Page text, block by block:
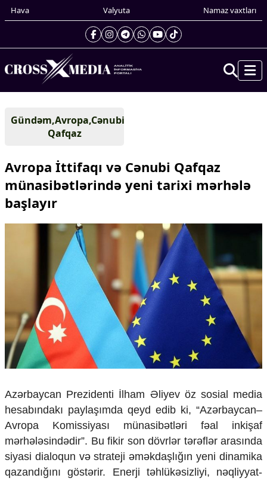
Hava Valyuta Namaz vaxtları
Gündəm
Xarici xəbərlər
Cənubi Qafqaz
Türk Dünyası
Yaxın Şərq
Avropa
Amerika
Çarpaz baxış
Siyasi
Geosiyasi
İqtisadi
Sosioloji
Araşdırma
Foto
Video
İnfoqrafika
Podcast
Humanitar
Gündəm,Avropa,Cənubi
Qafqaz
Avropa İttifaqı və Cənubi Qafqaz
münasibətlərində yeni tarixi mərhələ
başlayır
Azərbaycan Prezidenti İlham Əliyev öz sosial media
hesabındakı paylaşımda qeyd edib ki, “Azərbaycan–
Avropa Komissiyası münasibətləri fəal inkişaf
mərhələsindədir”. Bu fikir son dövrlər tərəflər arasında
siyasi dialoqun və strateji əməkdaşlığın yeni dinamika
qazandığını göstərir. Enerji təhlükəsizliyi, nəqliyyat-